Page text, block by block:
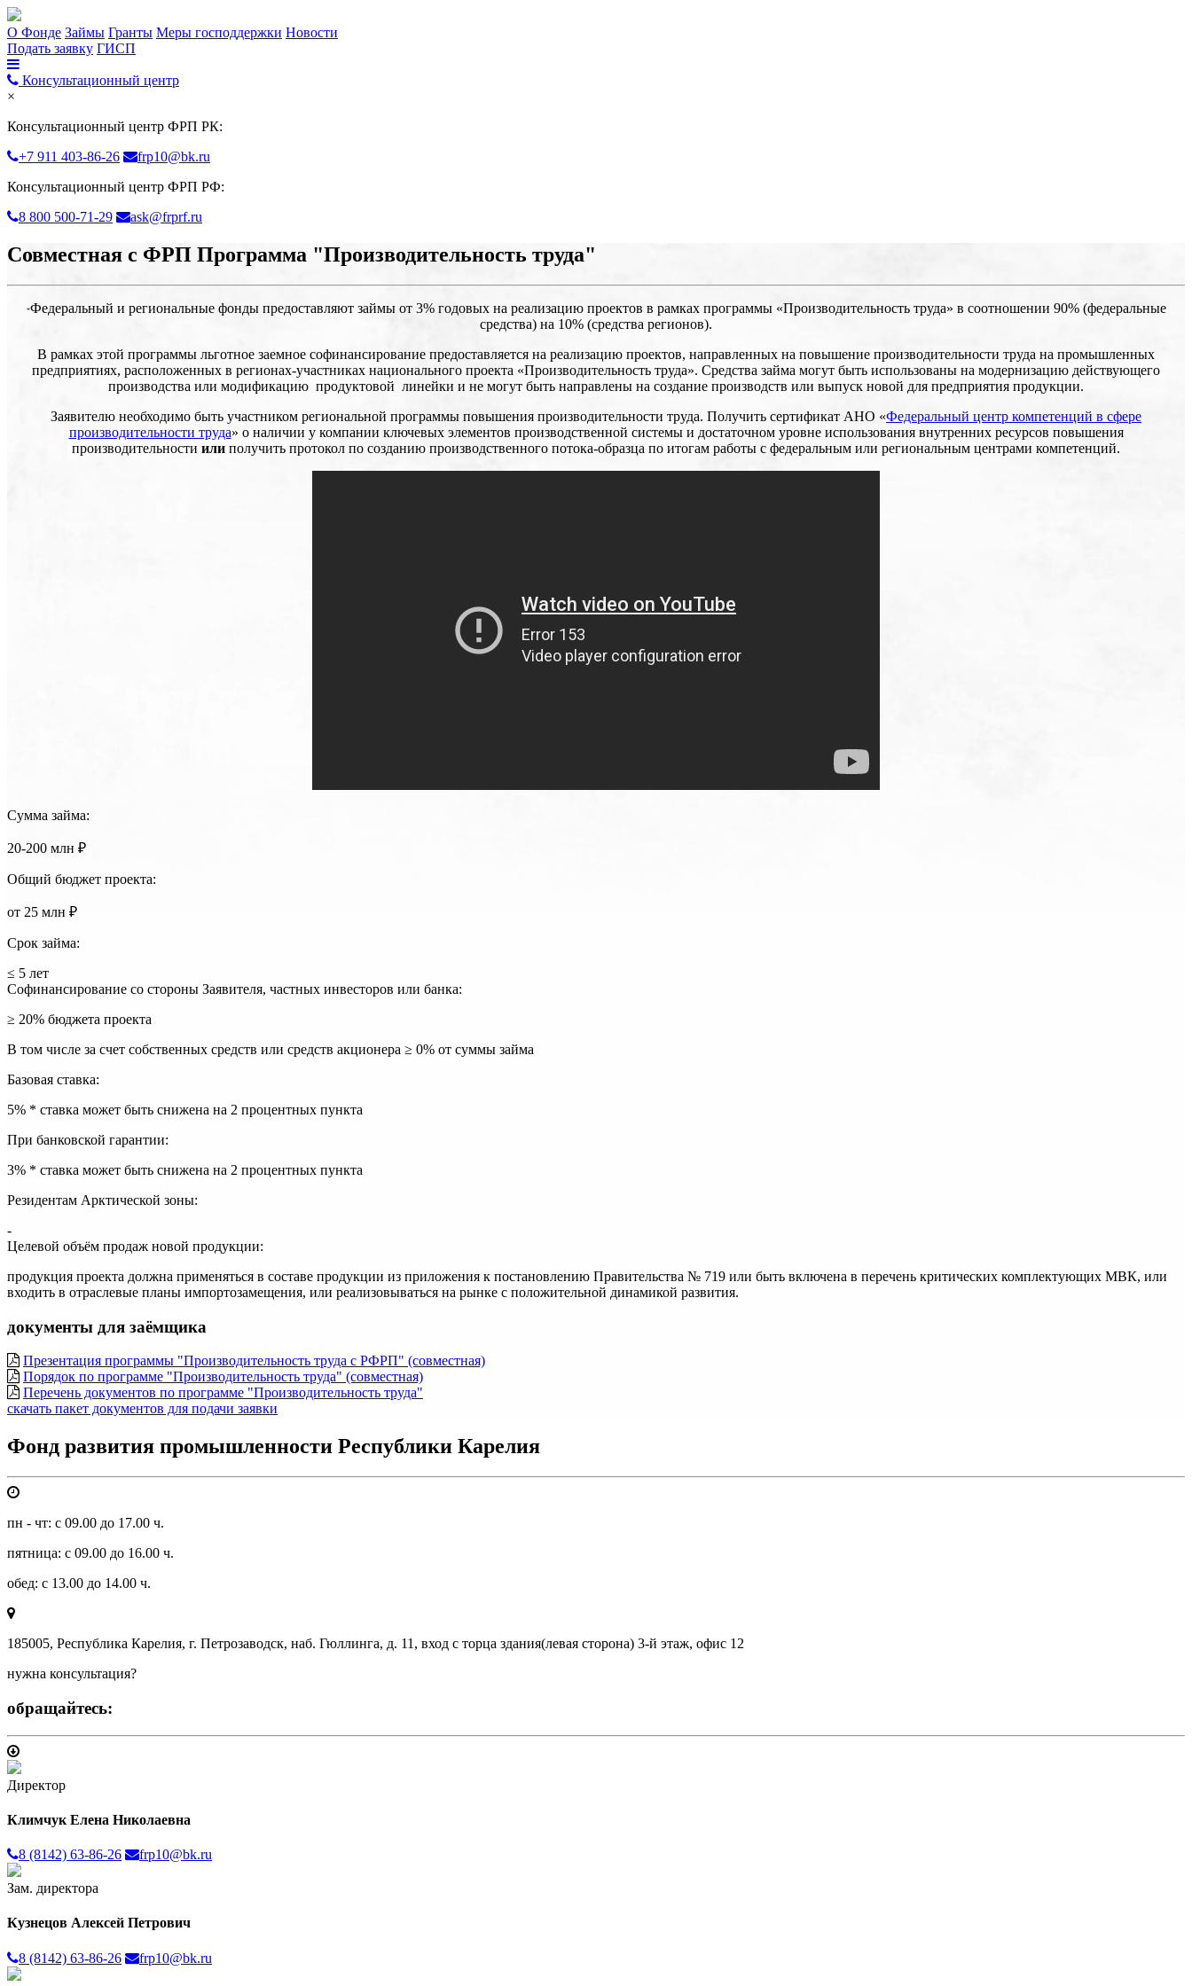
О Фонде Займы Гранты Меры господдержки Новости
Подать заявку ГИСП
Консультационный центр
×
Консультационный центр ФРП РК:
+7 911 403-86-26
frp10@bk.ru
Консультационный центр ФРП РФ:
8 800 500-71-29
ask@frprf.ru
Совместная с ФРП Программа "Производительность труда"
*Федеральный и региональные фонды предоставляют займы от 3% годовых на реализацию проектов в рамках программы «Производительность труда» в соотношении 90% (федеральные
средства) на 10% (средства регионов).
В рамках этой программы льготное заемное софинансирование предоставляется на реализацию проектов, направленных на повышение производительности труда на промышленных
предприятиях, расположенных в регионах-участниках национального проекта «Производительность труда». Средства займа могут быть использованы на модернизацию действующего
производства или модификацию продуктовой линейки и не могут быть направлены на создание производств или выпуск новой для предприятия продукции.
Заявителю необходимо быть участником региональной программы повышения производительности труда. Получить сертификат АНО «Федеральный центр компетенций в сфере
производительности труда» о наличии у компании ключевых элементов производственной системы и достаточном уровне использования внутренних ресурсов повышения
производительности или получить протокол по созданию производственного потока-образца по итогам работы с федеральным или региональным центрами компетенций.
Сумма займа:
20-200 млн ₽
Общий бюджет проекта:
от 25 млн ₽
Срок займа:
≤ 5 лет
Софинансирование со стороны Заявителя, частных инвесторов или банка:
≥ 20% бюджета проекта
В том числе за счет собственных средств или средств акционера ≥ 0% от суммы займа
Базовая ставка:
5% * ставка может быть снижена на 2 процентных пункта
При банковской гарантии:
3% * ставка может быть снижена на 2 процентных пункта
Резидентам Арктической зоны:
-
Целевой объём продаж новой продукции:
продукция проекта должна применяться в составе продукции из приложения к постановлению Правительства № 719 или быть включена в перечень критических комплектующих МВК, или
входить в отраслевые планы импортозамещения, или реализовываться на рынке с положительной динамикой развития.
документы для заёмщика
Презентация программы "Производительность труда с РФРП" (совместная)
Порядок по программе "Производительность труда" (совместная)
Перечень документов по программе "Производительность труда"
скачать пакет документов для подачи заявки
Фонд развития промышленности Республики Карелия
пн - чт: с 09.00 до 17.00 ч.
пятница: с 09.00 до 16.00 ч.
обед: с 13.00 до 14.00 ч.
185005, Республика Карелия, г. Петрозаводск, наб. Гюллинга, д. 11, вход с торца здания(левая сторона) 3-й этаж, офис 12
нужна консультация?
обращайтесь:
Директор
Климчук Елена Николаевна
8 (8142) 63-86-26 frp10@bk.ru
Зам. директора
Кузнецов Алексей Петрович
8 (8142) 63-86-26 frp10@bk.ru